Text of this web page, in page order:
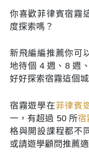
你喜歡菲律賓宿霧
度探索嗎？
新飛編編推薦你可
地待個 4 週、8 週
好好探索宿霧這個城
宿霧遊學在菲律賓
一，有超過 50 所宿
格與開設課程都不
或請遊學顧問推薦